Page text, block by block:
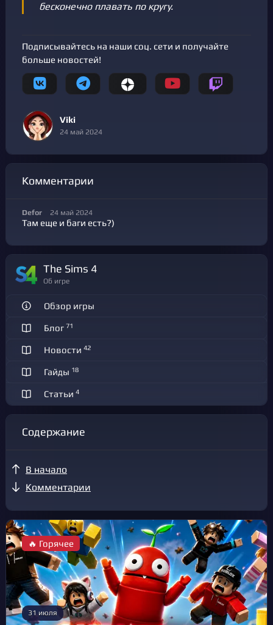
бесконечно плавать по кругу.
Подписывайтесь на наши соц. сети и получайте
больше новостей!
Viki
24 май 2024
Комментарии
Defor 24 май 2024
Там еще и баги есть?)
The Sims 4
Об игре
Обзор игры
Блог 71
Новости 42
Гайды 18
Статьи 4
Содержание
В начало
Комментарии
🔥 Горячее
31 июля